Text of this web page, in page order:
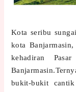
Kota seribu
kota
kehadiran
bukit-bukit